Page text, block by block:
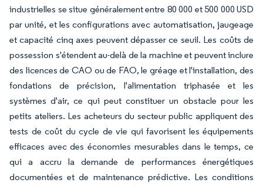
industrielles se situe généralement entre 80 000 et 500 000 USD
par unité, et les configurations avec automatisation, jaugeage
et capacité cinq axes peuvent dépasser ce seuil. Les coûts de
possession s'étendent au-delà de la machine et peuvent inclure
des licences de CAO ou de FAO, le gréage et l'installation, des
fondations de précision, l'alimentation triphasée et les
systèmes d'air, ce qui peut constituer un obstacle pour les
petits ateliers. Les acheteurs du secteur public appliquent des
tests de coût du cycle de vie qui favorisent les équipements
efficaces avec des économies mesurables dans le temps, ce
qui a accru la demande de performances énergétiques
documentées et de maintenance prédictive. Les conditions